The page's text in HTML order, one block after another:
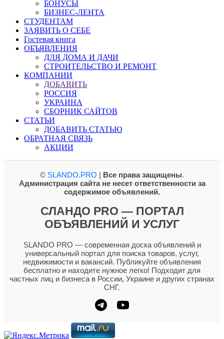
БОНУСЫ
БИЗНЕС-ЛЕНТА
СТУДЕНТАМ
ЗАЯВИТЬ О СЕБЕ
Гостевая книга
ОБЪЯВЛЕНИЯ
ДЛЯ ДОМА И ДАЧИ
СТРОИТЕЛЬСТВО И РЕМОНТ
КОМПАНИИ
ДОБАВИТЬ
РОССИЯ
УКРАИНА
СБОРНИК САЙТОВ
СТАТЬИ
ДОБАВИТЬ СТАТЬЮ
ОБРАТНАЯ СВЯЗЬ
АКЦИИ
© SLANDO.PRO | Все права защищены.
Администрация сайта не несет ответственности за
содержимое объявлений.
СЛАНДО PRO — ПОРТАЛ
ОБЪЯВЛЕНИЙ И УСЛУГ
SLANDO PRO — современная доска объявлений и
универсальный портал для поиска товаров, услуг,
недвижимости и вакансий. Публикуйте объявления
бесплатно и находите нужное легко! Подходит для
частных лиц и бизнеса в России, Украине и других странах
СНГ.